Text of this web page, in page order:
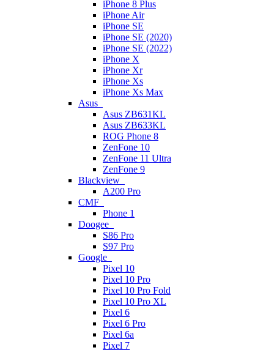
iPhone 8 Plus
iPhone Air
iPhone SE
iPhone SE (2020)
iPhone SE (2022)
iPhone X
iPhone Xr
iPhone Xs
iPhone Xs Max
Asus
Asus ZB631KL
Asus ZB633KL
ROG Phone 8
ZenFone 10
ZenFone 11 Ultra
ZenFone 9
Blackview
A200 Pro
CMF
Phone 1
Doogee
S86 Pro
S97 Pro
Google
Pixel 10
Pixel 10 Pro
Pixel 10 Pro Fold
Pixel 10 Pro XL
Pixel 6
Pixel 6 Pro
Pixel 6a
Pixel 7